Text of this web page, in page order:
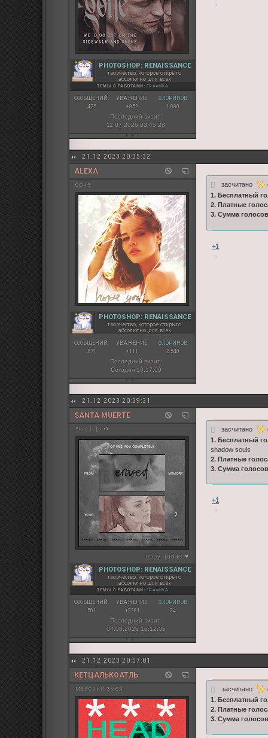
PHOTOSHOP: RENAISSANCE
творчество, которое открыто
абсолютно для всех
ТЕМЫ С РАБОТАМИ: ГРАФИКА
СООБЩЕНИЙ:
475
УВАЖЕНИЕ:
+852
ФЛОРИНОВ:
1 080
Последний визит:
11.07.2026 03:45:28
21.12.2023 20:35:32
ALEXA
бриз
PHOTOSHOP: RENAISSANCE
творчество, которое открыто
абсолютно для всех
СООБЩЕНИЙ:
271
УВАЖЕНИЕ:
+111
ФЛОРИНОВ:
2 540
Последний визит:
Сегодня 10:17:09
засчитано
1. Бесплатный
2. Платные
3. Сумма
+1
21.12.2023 20:39:31
SANTA MUERTE
↻ ◁ || ▷ ↺
copy: judas ♥
PHOTOSHOP: RENAISSANCE
творчество, которое открыто
абсолютно для всех
ТЕМЫ С РАБОТАМИ: ГРАФИКА
СООБЩЕНИЙ:
501
УВАЖЕНИЕ:
+2281
ФЛОРИНОВ:
34
Последний визит:
04.08.2026 16:12:05
засчитано
1. Бесплатный
shadow souls
2. Платные
3. Сумма
+1
21.12.2023 20:57:01
КЕТЦАЛЬКОАТЛЬ
майский змей засчитано
1. Бесплатный
2. Платные
3. Сумма